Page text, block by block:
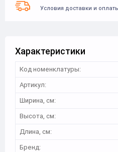
Условия доставки и
Характеристики
Код номенклатуры:
Артикул:
Ширина, см:
Высота, см:
Длина, см:
Бренд: